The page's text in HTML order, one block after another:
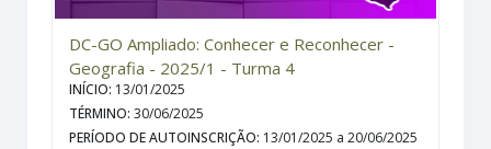
DC-GO Ampliado: Conhecer e Reconhecer -
Geografia - 2025/1 - Turma 4
INÍCIO: 13/01/2025
TÉRMINO:30/06/2025
PERÍODO DE AUTOINSCRIÇÃO: 13/01/2025 a 20/06/2025